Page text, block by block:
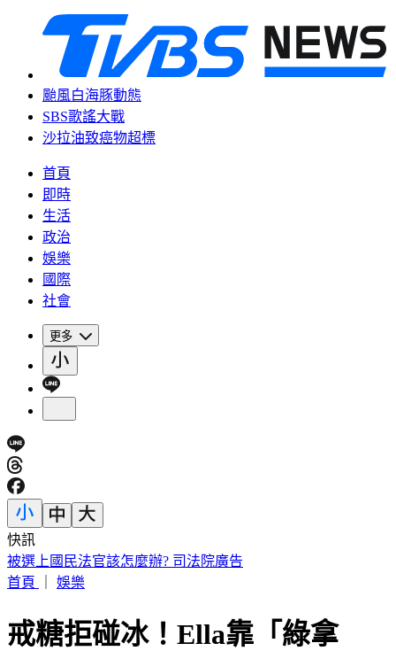
颱風白海豚動態
SBS歌謠大戰
沙拉油致癌物超標
首頁
即時
生活
政治
娛樂
國際
社會
更多
快訊
快訊／泰國學校驚傳槍擊！學生槍手校園開槍 2師中彈身亡
首頁
娛樂
戒糖拒碰冰！Ella靠「綠拿